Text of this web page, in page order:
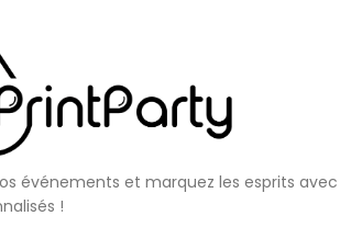
événements et marquez les esprits avec
!